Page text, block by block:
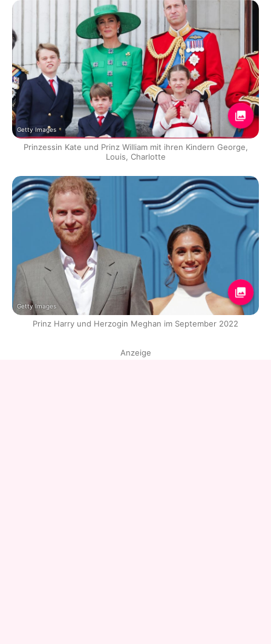
Getty Images
Prinzessin Kate und Prinz William mit ihren Kindern George,
Louis, Charlotte
Getty Images
Prinz Harry und Herzogin Meghan im September 2022
Anzeige